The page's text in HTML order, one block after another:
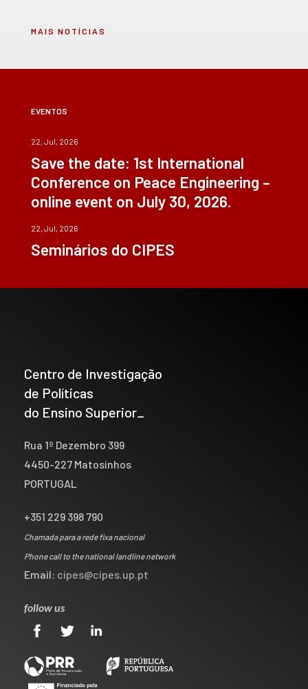
MAIS NOTÍCIAS
EVENTOS
22, Jul, 2026
Save the date: 1st International
Conference on Peace Engineering –
online event on July 30, 2026.
22, Jul, 2026
Seminários do CIPES
Centro de Investigação
de Políticas
do Ensino Superior_
Rua 1º Dezembro 399
4450-227 Matosinhos
PORTUGAL
+351 229 398 790
Chamada para a rede fixa nacional
Phone call to the national landline network
Email: cipes@cipes.up.pt
follow us